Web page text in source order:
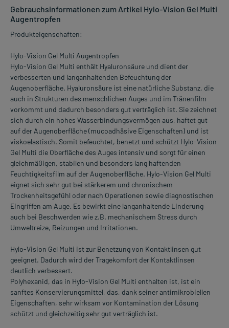
Gebrauchsinformationen zum Artikel Hylo-Vision Gel Multi
Augentropfen
Produkteigenschaften:
Hylo-Vision Gel Multi Augentropfen
Hylo-Vision Gel Multi enthält Hyaluronsäure und dient der
verbesserten und langanhaltenden Befeuchtung der
Augenoberfläche. Hyaluronsäure ist eine natürliche Substanz, die
auch in Strukturen des menschlichen Auges und im Tränenfilm
vorkommt und dadurch besonders gut verträglich ist. Sie zeichnet
sich durch ein hohes Wasserbindungsvermögen aus, haftet gut
auf der Augenoberfläche (mucoadhäsive Eigenschaften) und ist
viskoelastisch. Somit befeuchtet, benetzt und schützt Hylo-Vision
Gel Multi die Oberfläche des Auges intensiv und sorgt für einen
gleichmäßigen, stabilen und besonders lang haftenden
Feuchtigkeitsfilm auf der Augenoberfläche. Hylo-Vision Gel Multi
eignet sich sehr gut bei stärkerem und chronischem
Trockenheitsgefühl oder nach Operationen sowie diagnostischen
Eingriffen am Auge. Es bewirkt eine langanhaltende Linderung
auch bei Beschwerden wie z.B. mechanischem Stress durch
Umweltreize, Reizungen und Irritationen.
Hylo-Vision Gel Multi ist zur Benetzung von Kontaktlinsen gut
geeignet. Dadurch wird der Tragekomfort der Kontaktlinsen
deutlich verbessert.
Polyhexanid, das in Hylo-Vision Gel Multi enthalten ist, ist ein
sanftes Konservierungsmittel, das, dank seiner antimikrobiellen
Eigenschaften, sehr wirksam vor Kontamination der Lösung
schützt und gleichzeitig sehr gut verträglich ist.